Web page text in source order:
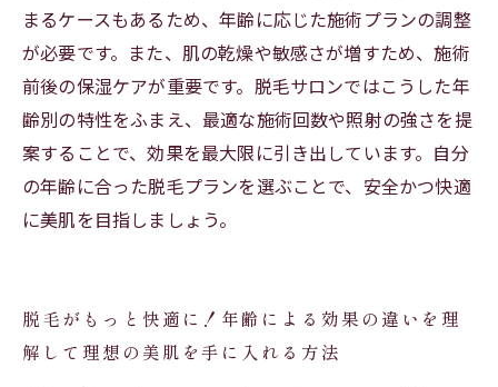
まるケースもあるため、年齢に応じた施術プランの調整
が必要です。また、肌の乾燥や敏感さが増すため、施術
前後の保湿ケアが重要です。脱毛サロンではこうした年
齢別の特性をふまえ、最適な施術回数や照射の強さを提
案することで、効果を最大限に引き出しています。自分
の年齢に合った脱毛プランを選ぶことで、安全かつ快適
に美肌を目指しましょう。
脱毛がもっと快適に！年齢による効果の違いを理
解して理想の美肌を手に入れる方法